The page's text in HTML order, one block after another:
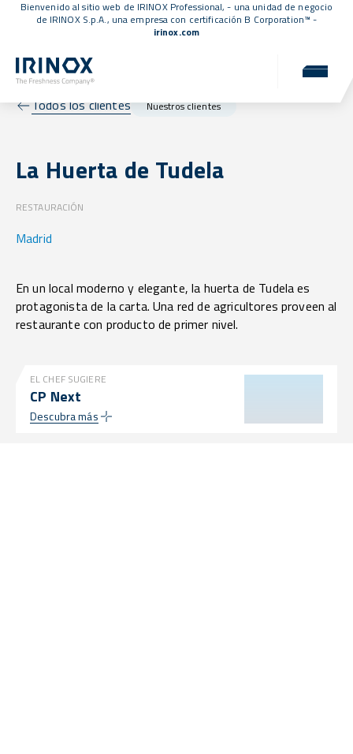
Bienvenido al sitio web de IRINOX Professional, - una unidad de negocio
de IRINOX S.p.A., una empresa con certificación B Corporation™ -
irinox.com
Todos los clientes Nuestros clientes
La Huerta de Tudela
RESTAURACIÓN
Madrid
En un local moderno y elegante, la huerta de Tudela es
protagonista de la carta. Una red de agricultores proveen al
restaurante con producto de primer nivel.
EL CHEF SUGIERE
CP Next
Descubra más